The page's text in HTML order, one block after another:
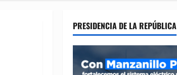
PRESIDENCIA DE LA REPÚBLICA